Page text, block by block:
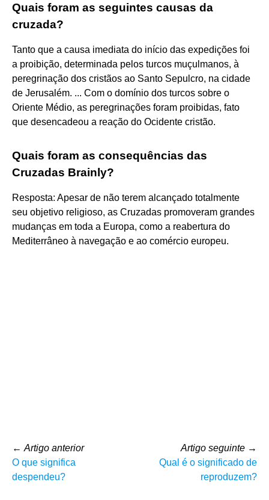
Quais foram as seguintes causas da
cruzada?
Tanto que a causa imediata do início das expedições foi
a proibição, determinada pelos turcos muçulmanos, à
peregrinação dos cristãos ao Santo Sepulcro, na cidade
de Jerusalém. ... Com o domínio dos turcos sobre o
Oriente Médio, as peregrinações foram proibidas, fato
que desencadeou a reação do Ocidente cristão.
Quais foram as consequências das
Cruzadas Brainly?
Resposta: Apesar de não terem alcançado totalmente
seu objetivo religioso, as Cruzadas promoveram grandes
mudanças em toda a Europa, como a reabertura do
Mediterrâneo à navegação e ao comércio europeu.
← Artigo anterior
O que significa
despendeu?
Artigo seguinte →
Qual é o significado de
reproduzem?